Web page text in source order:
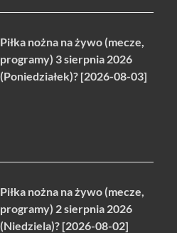
Piłka nożna na żywo (mecze,
programy) 3 sierpnia 2026
(Poniedziałek)? [2026-08-03]
Piłka nożna na żywo (mecze,
programy) 2 sierpnia 2026
(Niedziela)? [2026-08-02]